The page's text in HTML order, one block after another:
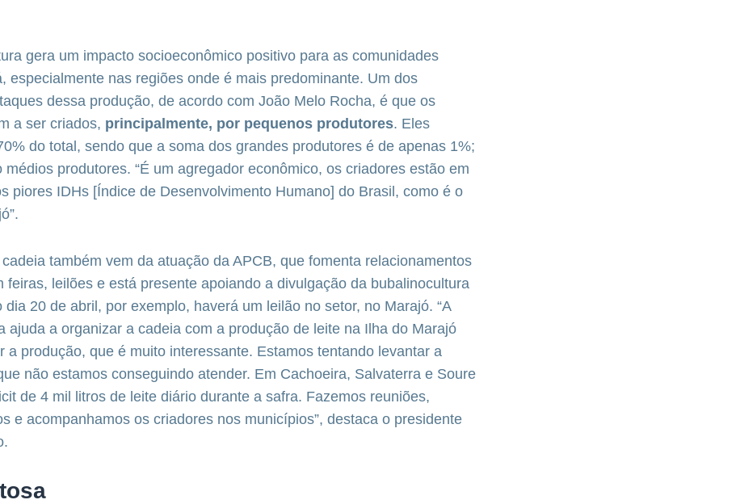
gera um impacto socioeconômico positivo para as comunidades
especialmente nas regiões onde é mais predominante. Um dos
dessa produção, de acordo com João Melo Rocha, é que os
a ser criados, principalmente, por pequenos produtores. Eles
do total, sendo que a soma dos grandes produtores é de apenas 1%;
médios produtores. “É um agregador econômico, os criadores estão em
piores IDHs [Índice de Desenvolvimento Humano] do Brasil, como é o
também vem da atuação da APCB, que fomenta relacionamentos
feiras, leilões e está presente apoiando a divulgação da bubalinocultura
dia 20 de abril, por exemplo, haverá um leilão no setor, no Marajó. “A
ajuda a organizar a cadeia com a produção de leite na Ilha do Marajó
a produção, que é muito interessante. Estamos tentando levantar a
não estamos conseguindo atender. Em Cachoeira, Salvaterra e Soure
de 4 mil litros de leite diário durante a safra. Fazemos reuniões,
e acompanhamos os criadores nos municípios”, destaca o presidente